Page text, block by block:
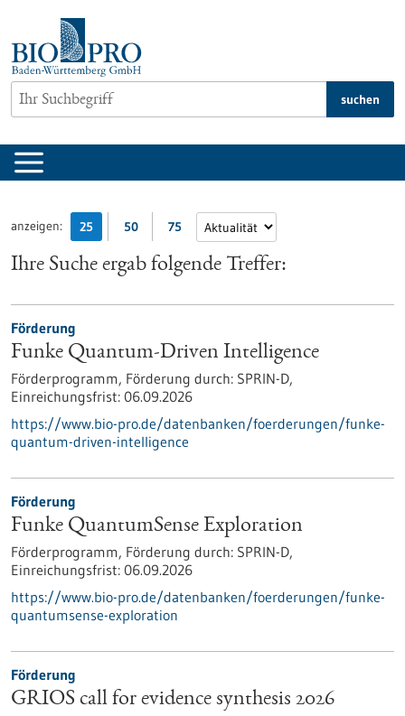
springen
suchen
anzeigen: 25 50 75
Ihre Suche ergab folgende Treffer:
Förderung
Funke Quantum-Driven Intelligence
Förderprogramm, Förderung durch: SPRIN-D,
Einreichungsfrist: 06.09.2026
https://www.bio-pro.de/datenbanken/foerderungen/funke-
quantum-driven-intelligence
Förderung
Funke QuantumSense Exploration
Förderprogramm, Förderung durch: SPRIN-D,
Einreichungsfrist: 06.09.2026
https://www.bio-pro.de/datenbanken/foerderungen/funke-
quantumsense-exploration
Förderung
GRIOS call for evidence synthesis 2026